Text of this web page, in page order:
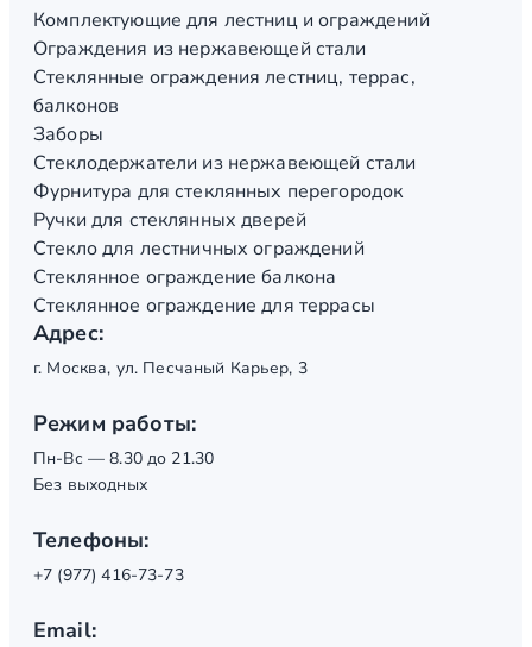
Комплектующие для лестниц и ограждений
Ограждения из нержавеющей стали
Стеклянные ограждения лестниц, террас,
балконов
Заборы
Стеклодержатели из нержавеющей стали
Фурнитура для стеклянных перегородок
Ручки для стеклянных дверей
Стекло для лестничных ограждений
Стеклянное ограждение балкона
Стеклянное ограждение для террасы
Адрес:
г. Москва, ул. Песчаный Карьер, 3
Режим работы:
Пн-Вс — 8.30 до 21.30
Без выходных
Телефоны:
+7 (977) 416-73-73
Email: